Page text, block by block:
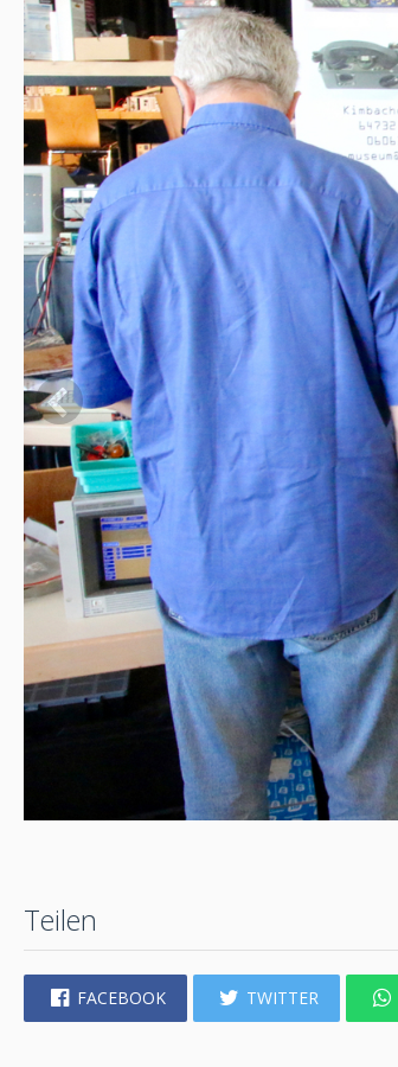
Teilen
FACEBOOK TWITTER